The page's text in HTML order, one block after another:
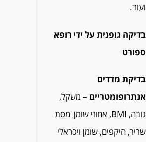
ועוד.
בדיקה גופנית על ידי רופא
ספורט
בדיקת מדדים
אנתרופומטריים – משקל,
גובה, BMI, אחוזי שומן, מסת
שריר, היקפים, שומן ויסראלי